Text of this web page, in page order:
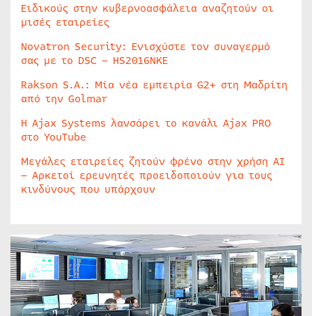
Ειδικούς στην κυβερνοασφάλεια αναζητούν οι
μισές εταιρείες
Novatron Security: Ενισχύστε τον συναγερμό
σας με το DSC – HS2016NKE
Rakson S.A.: Μία νέα εμπειρία G2+ στη Μαδρίτη
από την Golmar
Η Ajax Systems λανσάρει το κανάλι Ajax PRO
στο YouTube
Μεγάλες εταιρείες ζητούν φρένο στην χρήση AI
– Αρκετοί ερευνητές προειδοποιούν για τους
κινδύνους που υπάρχουν